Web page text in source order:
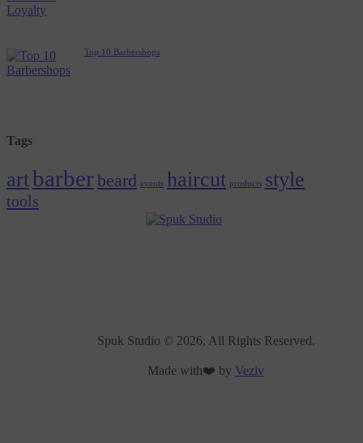
Top 10 Barbershops
Tags
artbarber beard events haircut products style
tools
Spuk Studio © 2026. All Rights Reserved.
Made with❤️ by Veziv